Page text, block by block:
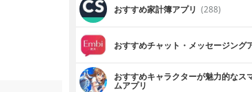
おすすめ家計簿アプリ (288)
おすすめチャット・メッセージング
おすすめキャラクターが魅力的なス
ムアプリ